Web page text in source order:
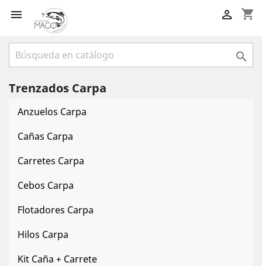
 shopping_cart


Trenzados Carpa
Anzuelos Carpa
Cañas Carpa
Carretes Carpa
Cebos Carpa
Flotadores Carpa
Hilos Carpa
Kit Caña + Carrete